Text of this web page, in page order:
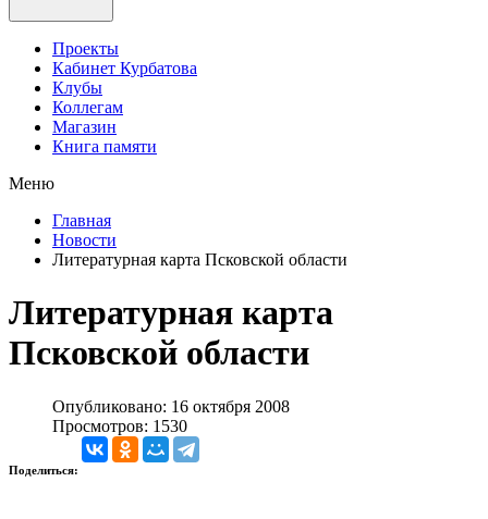
Проекты
Кабинет Курбатова
Клубы
Коллегам
Магазин
Книга памяти
Меню
Главная
Новости
Литературная карта Псковской области
Литературная карта
Псковской области
Опубликовано: 16 октября 2008
Просмотров: 1530
Поделиться: